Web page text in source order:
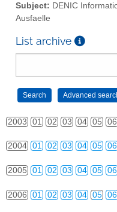
Subject: DENIC
Ausfaelle
List archive
2003 01 02 03 04 05 06
2004 01 02 03 04 05 06
2005 01 02 03 04 05 06
2006 01 02 03 04 05 06